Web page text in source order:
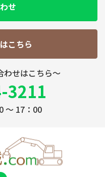
せ
こちら
わせはこちら～
3211
～ 17：00